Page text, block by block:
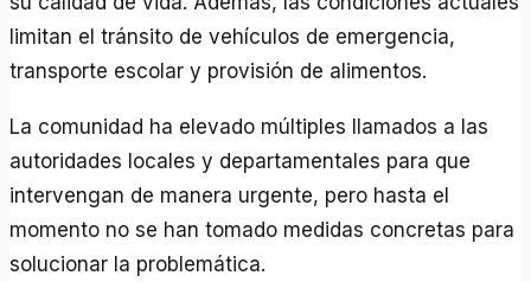
limitan el tránsito de vehículos de emergencia,
transporte escolar y provisión de alimentos.
La comunidad ha elevado múltiples llamados a las
autoridades locales y departamentales para que
intervengan de manera urgente, pero hasta el
momento no se han tomado medidas concretas para
solucionar la problemática.